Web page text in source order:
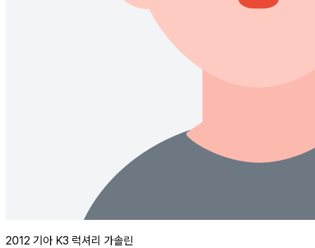
2012 기아 K3 럭셔리 가솔린